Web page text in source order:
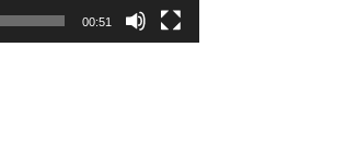
00:51